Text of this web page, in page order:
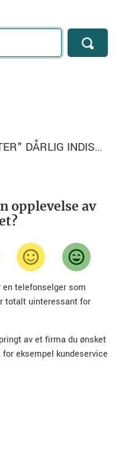
SPAM "CALLING ABOUT YOUR COMPUTER" DÅRLIG INDISK/ENGELSK
opplevelse av
telefonselger som
totalt uinteressant for
av et firma du ønsket
eksempel kundeservice